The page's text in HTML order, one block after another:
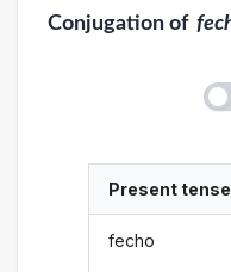
Conjugationof
Present tense
fecho